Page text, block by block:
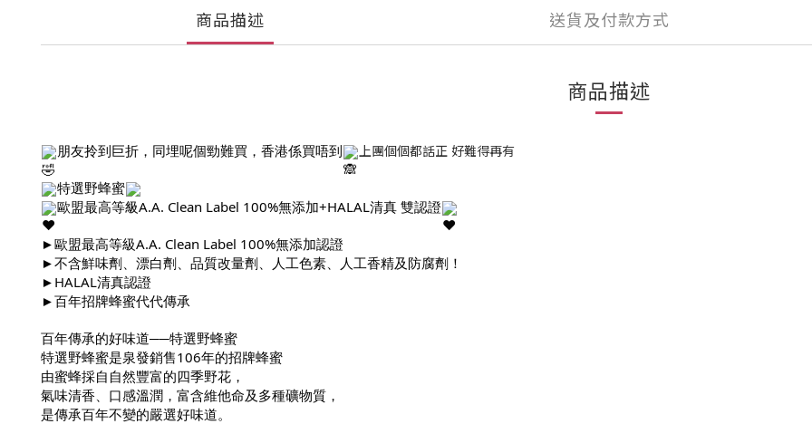
商品描述 送貨及付款方式
商品描述
朋友拎到巨折，同埋呢個勁難買，香港係買唔到 上團個個都話正 好難得再有
特選野蜂蜜
歐盟最高等級A.A. Clean Label 100%無添加+HALAL清真 雙認證
►歐盟最高等級A.A. Clean Label 100%無添加認證
►不含鮮味劑、漂白劑、品質改量劑、人工色素、人工香精及防腐劑！
►HALAL清真認證
►百年招牌蜂蜜代代傳承
百年傳承的好味道──特選野蜂蜜
特選野蜂蜜是泉發銷售106年的招牌蜂蜜
由蜜蜂採自自然豐富的四季野花，
氣味清香、口感溫潤，富含維他命及多種礦物質，
是傳承百年不變的嚴選好味道。